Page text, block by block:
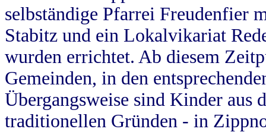
selbständige Pfarrei Freudenfier
Stabitz und ein Lokalvikariat
wurden errichtet. Ab diesem
Gemeinden, in den
Übergangsweise sind Kinder aus
traditionellen Gründen - in